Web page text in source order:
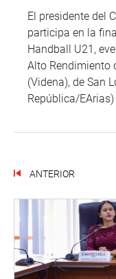
El presidente del
participa en la
Handball U21,
Alto Rendimiento
(Videna), de San
República/EArias)
ANTERIOR